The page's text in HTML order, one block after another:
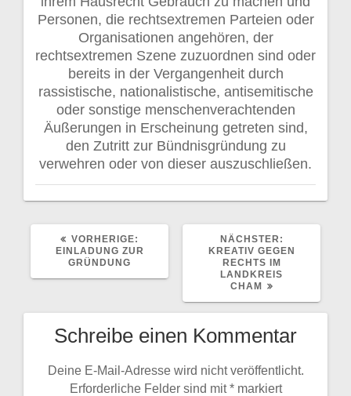
Personen, die rechtsextremen Parteien oder
Organisationen angehören, der
rechtsextremen Szene zuzuordnen sind oder
bereits in der Vergangenheit durch
rassistische, nationalistische, antisemitische
oder sonstige menschenverachtenden
Äußerungen in Erscheinung getreten sind,
den Zutritt zur Bündnisgründung zu
verwehren oder von dieser auszuschließen.
VORHERIGE:
BEITRAG:
EINLADUNG ZUR
GRÜNDUNG
NÄCHSTER:
BEITRAG:
KREATIV GEGEN
RECHTS IM
LANDKREIS
CHAM
Schreibe einen Kommentar
Deine E-Mail-Adresse wird nicht veröffentlicht.
Erforderliche Felder sind mit*markiert